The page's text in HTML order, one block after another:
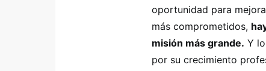
oportunidad para
más comprometidos,
misión más grande. Y
por su crecimiento